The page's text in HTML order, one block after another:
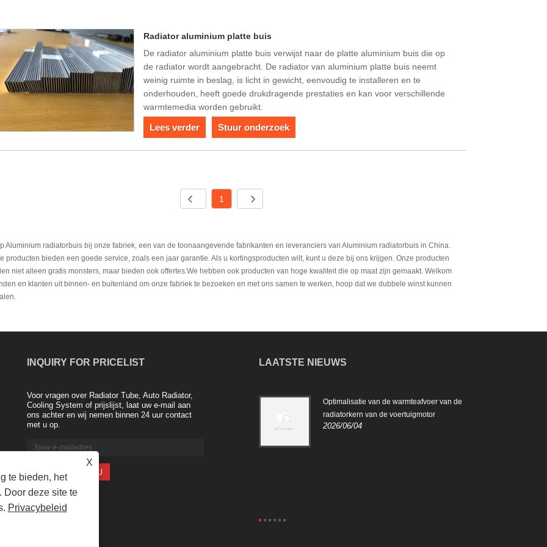
Radiator aluminium platte buis
De radiator aluminium platte buis verwijst naar de platte aluminium buis die op
de radiator wordt aangebracht. De radiator van aluminium platte buis neemt
weinig ruimte in beslag, is licht in gewicht, eenvoudig te installeren en te
onderhouden, heeft goede drukdragende prestaties en kan voor verschillende
warmtemedia worden gebruikt.
Lees verder Stuur onderzoek
1
Aluminium radiatorbuis bij onze fabriek, een van de toonaangevende fabrikanten en leveranciers van Aluminium radiatorbuis in China.
producten bieden een goede service, zoals een jaar garantie. Als u kortingsproducten wilt, kunt u deze bij ons krijgen. Onze producten
niet alleen gratis monsters, maar bieden ook offertes.We hebben ook producten van hoge kwaliteit die op maat zijn gemaakt. Welkom
en klanten uit binnen- en buitenland om onze fabriek te bezoeken en met ons samen te werken, hoop dat we dubbele winst kunnen
INQUIRY FOR PRICELIST
Voor vragen over Radiator Tube, Auto Radiator,
Cooling System of prijslijst, laat uw e-mail aan
ons achter en wij nemen binnen 24 uur contact
met u op.
LAATSTE NIEUWS
Aluminium radiator van Nanjing Majestic
Company
Optimalisatie van de warmteafvoer van de
radiatorkern van de voertuigmotor
2026/06/04
X
te bieden, het
Door deze site te
Privacybeleid